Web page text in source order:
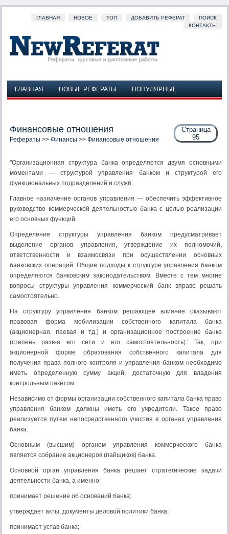
ГЛАВНАЯ НОВОЕ ТОП ДОБАВИТЬ РЕФЕРАТ
ПОИСК
КОНТАКТЫ
ГЛАВНАЯ НОВЫЕ РЕФЕРАТЫ
ПОПУЛЯРНЫЕ
Страница
95
Финансовые отношения
Рефераты >> Финансы >> Финансовые отношения
''Организационная структура банка определяется двумя основными
моментами — структурой управления банком и структурой его
функциональных подразделений и служб.
Главное назначение органов управления — обеспечить эффективное
руководство коммерческой деятельностью банка с целью реализации
его основных функций.
Определение структуры управления банком предусматривает
выделение органов управления, утверждение их полномочий,
ответственности и взаимосвязи при осуществлении основных
банковских операций. Общие подходы к структуре управления банком
определяются банковским законодательством. Вместе с тем многие
вопросы структуры управления коммерческий банк вправе решать
самостоятельно.
На структуру управления банком решающее влияние оказывают
правовая форма мобилизации собственного капитала банка
(акционерная, паевая и тд.) и организационное построение банка
(степень разв-я его сети и его самостоятельность).' Так, при
акционерной форме образования собственного капитала для
получения права полного контроля и управления банком необходимо
иметь определенную сумму акций, достаточную для владения
контрольным пакетом.
Независимо от формы организации собственного капитала банка право
управления банком должны иметь его учредители. Такое право
реализуется путем непосредственного участия в органах управления
банка.
Основным (высшим) органом управления коммерческого банка
является собрание акционеров (пайщиков) банка.
Основной орган управления банка решает стратегические задачи
деятельности банка, а именно:
принимает решение об оснований банка;
утверждает акты, документы деловой политики банка;
принимает устав банка;